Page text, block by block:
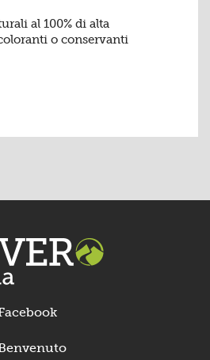
al 100% di alta
o conservanti